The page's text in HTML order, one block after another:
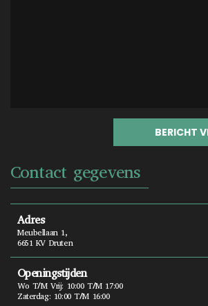
Contact gegevens
Adres
Meubellaan 1,
6651 KV Druten
Openingstijden
Wo T/m Vrij: 10:00 T/m 17:00
Zaterdag: 10:00 T/m 16:00